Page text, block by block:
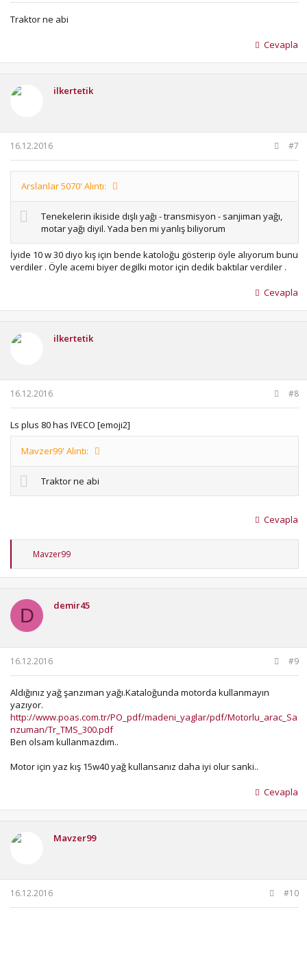
Traktor ne abi
Cevapla
ilkertetik
16.12.2016 #7
Arslanlar 5070' Alıntı:
Tenekelerin ikiside dışlı yağı - transmisyon - sanjiman yağı,
motar yağı diyil. Yada ben mi yanlış biliyorum
İyide 10 w 30 diyo kış için bende katoloğu gösterip öyle alıyorum bunu
verdiler . Öyle acemi biyer degilki motor için dedik baktılar verdiler .
Cevapla
ilkertetik
16.12.2016 #8
Ls plus 80 has IVECO [emoji2]
Mavzer99' Alıntı:
Traktor ne abi
Cevapla
T
p
e
r
Mavzer99
D demir45
16.12.2016 #9
Aldığınız yağ şanzıman yağı.Kataloğunda motorda kullanmayın
yazıyor.
http://www.poas.com.tr/PO_pdf/madeni_yaglar/pdf/Motorlu_arac_Sa
nzuman/Tr_TMS_300.pdf
Ben olsam kullanmazdım..
Motor için yaz kış 15w40 yağ kullansanız daha iyi olur sanki..
Cevapla
Mavzer99
16.12.2016 #10